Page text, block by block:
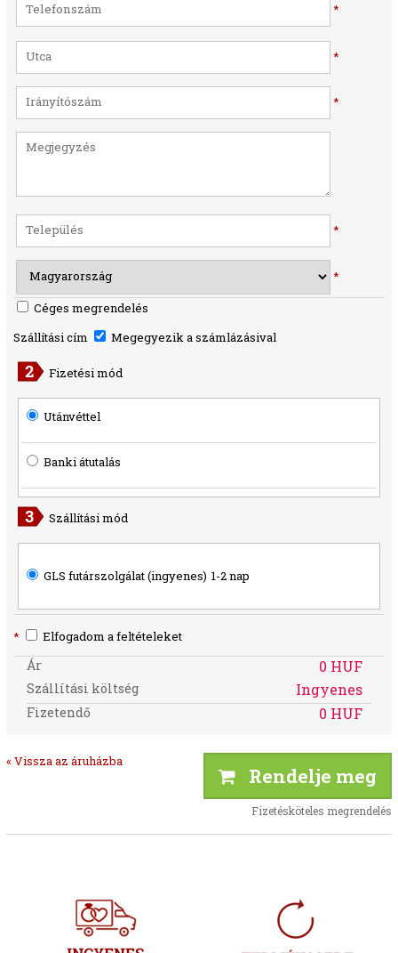
*
*
*
*
*
Céges megrendelés
Szállítási cím
Megegyezik a számlázásival
Fizetési mód
Utánvéttel
Banki átutalás
Szállítási mód
GLS futárszolgálat (ingyenes) 1-2 nap
* Elfogadom a feltételeket
Ár 0 HUF
Szállítási költség Ingyenes
Fizetendő 0 HUF
« Vissza az áruházba
Rendelje meg
Fizetésköteles megrendelés